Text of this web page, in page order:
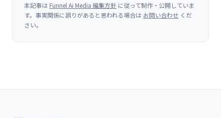
本記事は Funnel Ai Media 編集方針 に従って制作・公開していま
す。事実関係に誤りがあると思われる場合は お問い合わせ くだ
さい。